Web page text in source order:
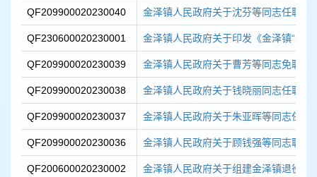
QF209900020230040 金泽镇人民政府关于沈芬等同志任职的
QF230600020230001 金泽镇人民政府关于印发《金泽镇
QF209900020230039 金泽镇人民政府关于曹芳等同志免职的
QF209900020230038 金泽镇人民政府关于钱晓丽同志任职的
QF209900020230037 金泽镇人民政府关于朱亚晖等同志任职
QF209900020230036 金泽镇人民政府关于顾钱强等同志职务
QF200600020230002 金泽镇人民政府关于组建金泽镇退役军